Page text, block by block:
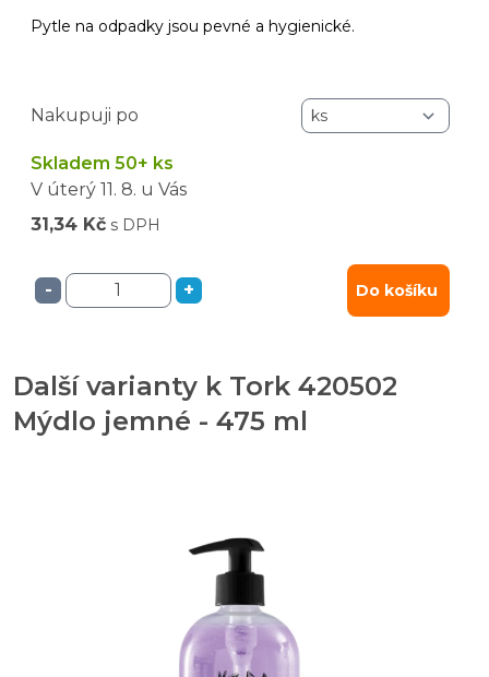
Pytle na odpadky jsou pevné a hygienické.
Nakupuji po
Skladem 50+ ks
V úterý 11. 8. u Vás
31,34 Kč s DPH
- + Do košíku
Další varianty k Tork 420502
Mýdlo jemné - 475 ml